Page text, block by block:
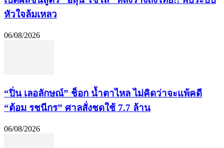
หัวใจล้มเหลว
06/08/2026
“ปิ่น เลอลักษณ์” ช็อก น้ำตาไหล ไม่คิดว่าจะแพ้คดี
“ต้อม รชนีกร” ศาลสั่งชดใช้ 7.7 ล้าน
06/08/2026